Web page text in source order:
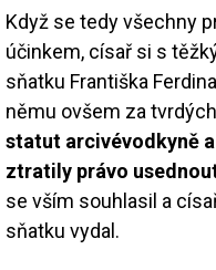
Když se tedy všechny
účinkem, císař si s
sňatku Františka
němu ovšem za
statut arcivévodkyně
ztratily právo
se vším souhlasil a
sňatku vydal.